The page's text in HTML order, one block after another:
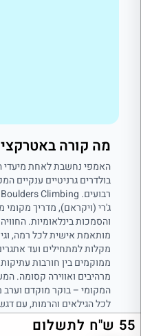
מה קורה
האמפי נחשבת לאחת מיעדי
בולדרים גרניטיים ענקיים
והסמכות בינלאומיות.
מותאמת אישית לכל רמה,
מקלות למתחילים ועד
ממוקמים בין חורבות
מרהיבים ואווירה קסומה.
המקומי – בוקר מוקדם
לכל הגילאים והרמות, עם
בלתי נשכחת לחובבי טיפוס
55 ש"ח לתשלום